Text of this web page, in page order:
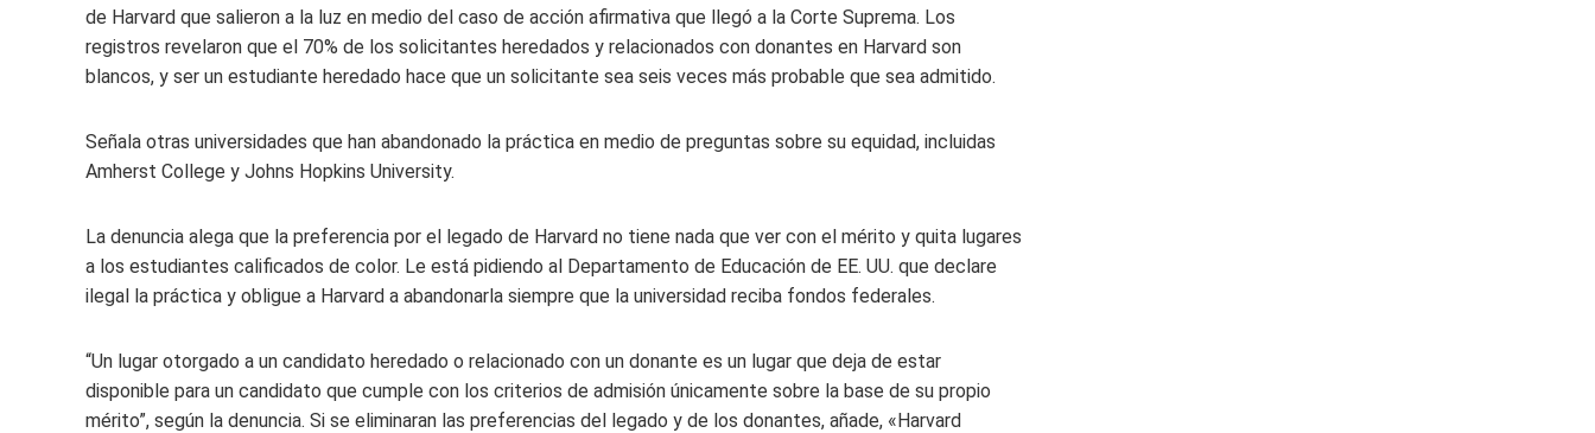
de Harvard que salieron a la luz en medio del caso de acción afirmativa que llegó a la Corte Suprema. Los
registros revelaron que el 70% de los solicitantes heredados y relacionados con donantes en Harvard son
blancos, y ser un estudiante heredado hace que un solicitante sea seis veces más probable que sea admitido.
Señala otras universidades que han abandonado la práctica en medio de preguntas sobre su equidad, incluidas
Amherst College y Johns Hopkins University.
La denuncia alega que la preferencia por el legado de Harvard no tiene nada que ver con el mérito y quita lugares
a los estudiantes calificados de color. Le está pidiendo al Departamento de Educación de EE. UU. que declare
ilegal la práctica y obligue a Harvard a abandonarla siempre que la universidad reciba fondos federales.
“Un lugar otorgado a un candidato heredado o relacionado con un donante es un lugar que deja de estar
disponible para un candidato que cumple con los criterios de admisión únicamente sobre la base de su propio
mérito”, según la denuncia. Si se eliminaran las preferencias del legado y de los donantes, añade, «Harvard